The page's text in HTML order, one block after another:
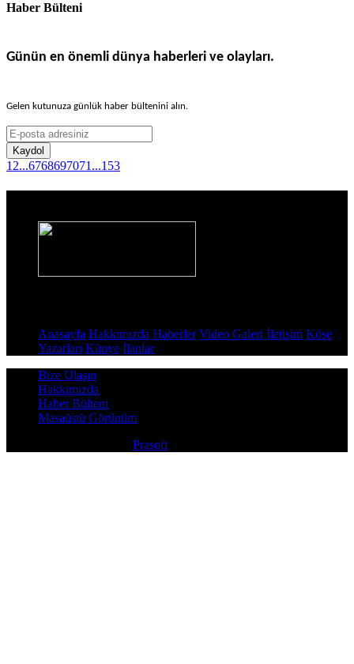
Haber Bülteni
Günün en önemli dünya haberleri ve olayları.
Gelen kutunuza günlük haber bültenini alın.
Kaydol
1 2...6768697071 ...153
Anasayfa Hakkımızda Haberler Video Galeri İletişim Köşe
Yazarları Künye İlanlar
Bize Ulaşın
Hakkımızda
Haber Bülteni
Masaüstü Görünüm
Prasoft